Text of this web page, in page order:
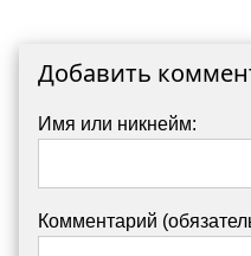
Добавить
Имя или никнейм:
Комментарий